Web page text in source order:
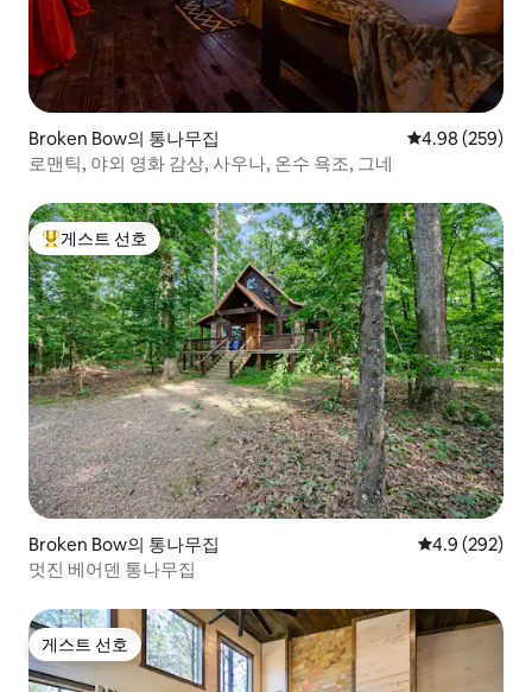
Broken Bow의 통나무집 평점 4.98점(5
4.98 (259)
로맨틱, 야외 영화 감상, 사우나, 온수 욕조, 그네
상위 게스트 선호
게스트 선호
Broken Bow의 통나무집 평점 4.9점(5
4.9 (292)
멋진 베어덴 통나무집
게스트 선호
게스트 선호